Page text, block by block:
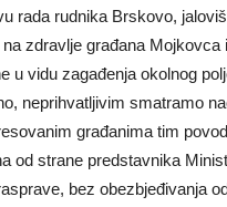
rada rudnika Brskovo,
na zdravlje građana
u vidu zagađenja okolnog
neprihvatljivim smatramo
građanima tim
od strane predstavnika
bez obezbjeđivanja